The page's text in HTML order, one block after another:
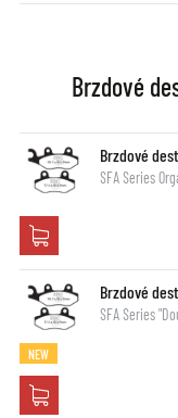
Brzdové
Brzdové
SFA Series
Brzdové
SFA Series
NEW